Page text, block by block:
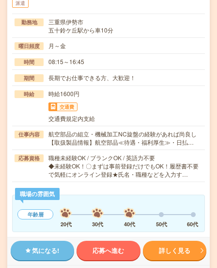
派遣
勤務地
三重県伊勢市
五十鈴ケ丘駅から車10分
曜日頻度 月～金
時間 08:15～16:45
期間 長期でお仕事できる方、大歓迎！
時給 時給1600円
交通費
交通費規定内支給
仕事内容
航空部品の組立・機械加工NC旋盤の経験があれば尚良し
【取扱製品情報】航空部品≪待遇・福利厚生≫・日払…
応募資格
職種未経験OK / ブランクOK / 英語力不要
◆未経験OK！〇まずは事前登録だけでもOK！履歴書不要
で気軽にオンライン登録★氏名・職種などを入力す…
職場の雰囲気
年齢層
20代
30代 40代 50代 60代
気になる! 応募へ進む 詳しく見る